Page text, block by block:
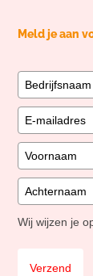
Meld je aan
Wij wijzen je
Verzend